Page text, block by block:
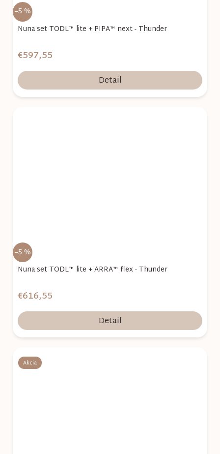
–5 %
Nuna set TODL™ lite + PIPA™ next - Thunder
€597,55
Detail
–5 %
Nuna set TODL™ lite + ARRA™ flex - Thunder
€616,55
Detail
Akcia